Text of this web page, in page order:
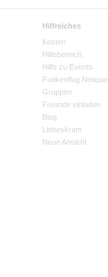
Hilfreiches
Kosten
Hilfebereich
Hilfe zu Events
Funkenflug
Gruppen
Freunde einladen
Blog
Liebeskram
Neue Ansicht